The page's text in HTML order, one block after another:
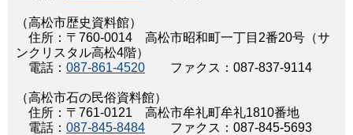
（高松市歴史資料館）
住所：〒760-0014 高松市昭和町一丁目2番20号（サ
ンクリスタル高松4階）
電話： 087-861-4520 ファクス：087-837-9114
（高松市石の民俗資料館）
住所：〒761-0121 高松市牟礼町牟礼1810番地
電話： 087-845-8484 ファクス：087-845-5693